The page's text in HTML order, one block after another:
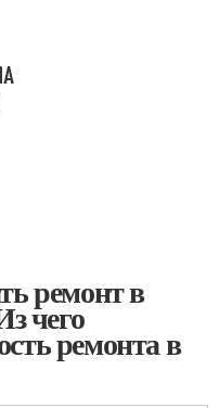
ремонт в
чего
ремонта в